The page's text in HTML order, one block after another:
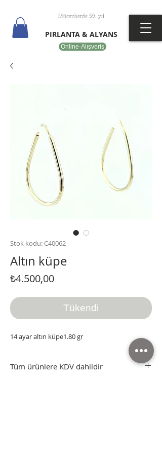
Online-Alışveriş
Mücevherde 59. yıl
PIRLANTA & ALYANS
Stok kodu: C40062
Altın küpe
₺4.500,00Fiyat
Tükendi
14 ayar altın küpe1.80 gr
Tüm ürünlere KDV dahildir